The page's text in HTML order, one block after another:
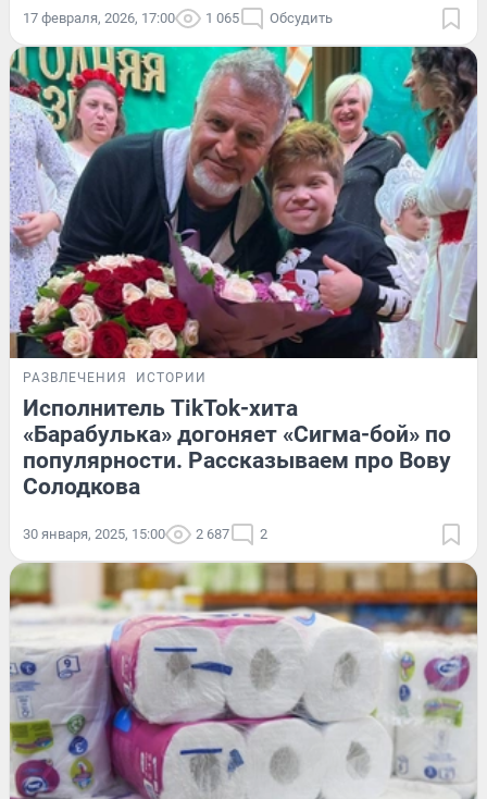
17 февраля, 2026, 17:00 1 065 Обсудить
РАЗВЛЕЧЕНИЯ ИСТОРИИ
Исполнитель TikTok-хита
«Барабулька» догоняет «Сигма-бой» по
популярности. Рассказываем про Вову
Солодкова
30 января, 2025, 15:00 2 687 2